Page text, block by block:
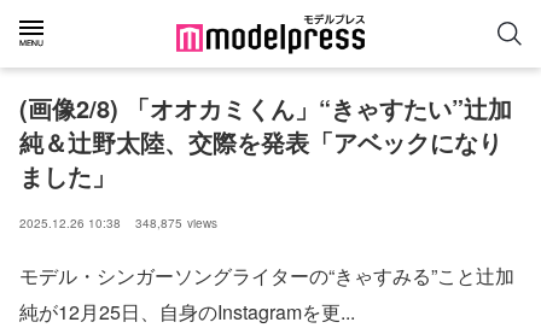
(画像2/8) 「オオカミくん」“きゃすたい”辻加
純＆辻野太陸、交際を発表「アベックになり
ました」
2025.12.26 10:38 348,875 views
モデル・シンガーソングライターの“きゃすみる”こと辻加
純が12月25日、自身のInstagramを更...